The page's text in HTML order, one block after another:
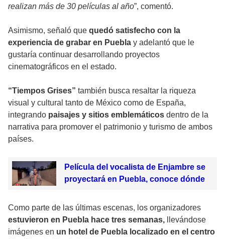
realizan más de 30 películas al año”, comentó.
Asimismo, señaló que quedó satisfecho con la
experiencia de grabar en Puebla y adelantó que le
gustaría continuar desarrollando proyectos
cinematográficos en el estado.
“Tiempos Grises” también busca resaltar la riqueza
visual y cultural tanto de México como de España,
integrando paisajes y sitios emblemáticos dentro de la
narrativa para promover el patrimonio y turismo de ambos
países.
Película del vocalista de Enjambre se
proyectará en Puebla, conoce dónde
Como parte de las últimas escenas, los organizadores
estuvieron en Puebla hace tres semanas, llevándose
imágenes en un hotel de Puebla localizado en el centro